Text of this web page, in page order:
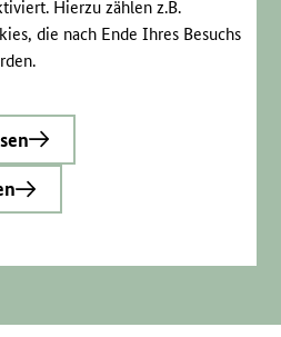
Hierzu zählen z.B.
die nach Ende Ihres Besuchs